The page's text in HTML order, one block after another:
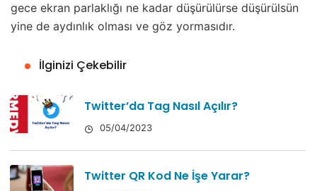
gece ekran parlaklığı ne kadar düşürülürse düşürülsün
yine de aydınlık olması ve göz yormasıdır.
İlginizi Çekebilir
Twitter’da Tag Nasıl Açılır?
05/04/2023
Twitter QR Kod Ne İşe Yarar?